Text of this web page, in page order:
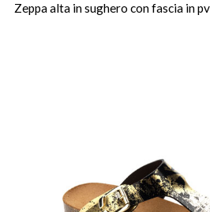
Zeppa alta in sughero con fascia in